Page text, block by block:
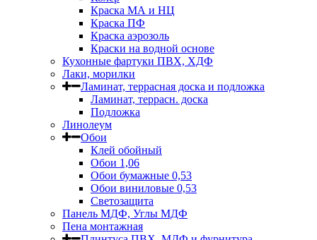
Краска МА и НЦ
Краска ПФ
Краска аэрозоль
Краски на водной основе
Кухонные фартуки ПВХ, ХДФ
Лаки, морилки
Ламинат, террасная доска и подложка
Ламинат, террасн. доска
Подложка
Линолеум
Обои
Клей обойный
Обои 1,06
Обои бумажные 0,53
Обои виниловые 0,53
Светозащита
Панель МДФ, Углы МДФ
Пена монтажная